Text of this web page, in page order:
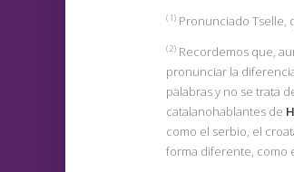
(1) Pronunciado Tselle,
(2) Recordemos que,
pronunciar la
palabras y no se trata
catalanohablantes de
como el serbio, el
forma diferente, como